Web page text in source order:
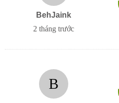
BehJaink
2 tháng trước
B